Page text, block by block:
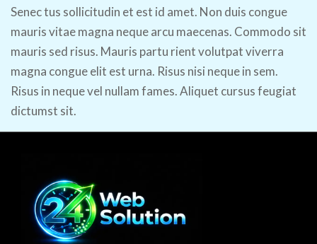
Senec tus sollicitudin et est id amet. Non duis congue
mauris vitae magna neque arcu maecenas. Commodo sit
mauris sed risus. Mauris partu rient volutpat viverra
magna congue elit est urna. Risus nisi neque in sem.
Risus in neque vel nullam fames. Aliquet cursus feugiat
dictumst sit.